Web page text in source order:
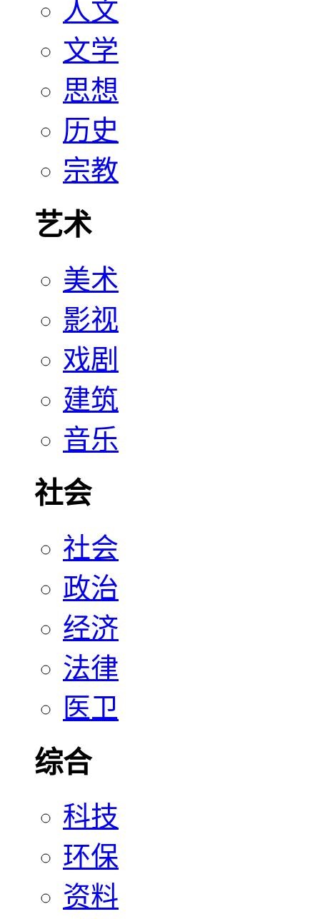
人文
文学
思想
历史
宗教
艺术
美术
影视
戏剧
建筑
音乐
社会
社会
政治
经济
法律
医卫
综合
科技
环保
资料